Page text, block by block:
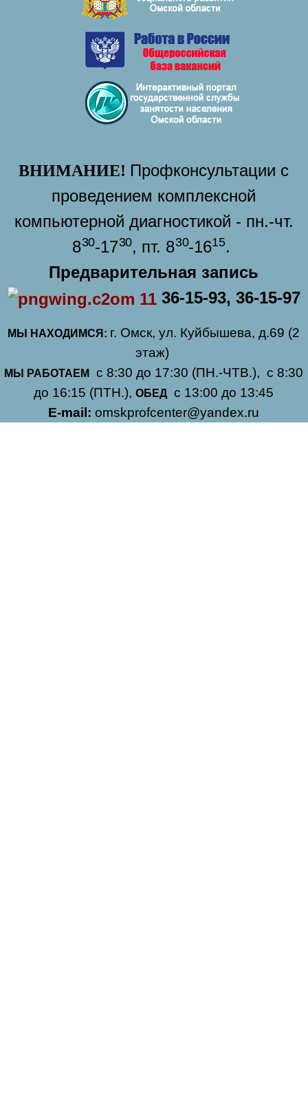
ВНИМАНИЕ! Профконсультации с
проведением комплексной
компьютерной диагностикой - пн.-чт.
830-1730, пт. 830-1615.
Предварительная запись
36-15-93, 36-15-97
МЫ НАХОДИМСЯ: г. Омск, ул. Куйбышева, д.69 (2
этаж)
МЫ РАБОТАЕМ с 8:30 до 17:30 (ПН.-ЧТВ.), с 8:30
до 16:15 (ПТН.),ОБЕД с 13:00 до 13:45
E-mail:omskprofcenter@yandex.ru